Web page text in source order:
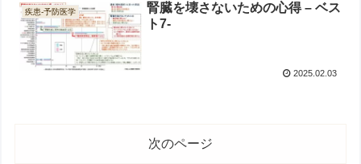
疾患-予防医学
腎臓を壊さないための心得 – ベス
ト7-
2025.02.03
次のページ